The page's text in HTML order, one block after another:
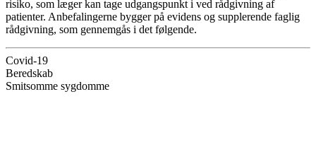
risiko, som læger kan tage udgangspunkt i ved rådgivning af
patienter. Anbefalingerne bygger på evidens og supplerende faglig
rådgivning, som gennemgås i det følgende.
Covid-19
Beredskab
Smitsomme sygdomme